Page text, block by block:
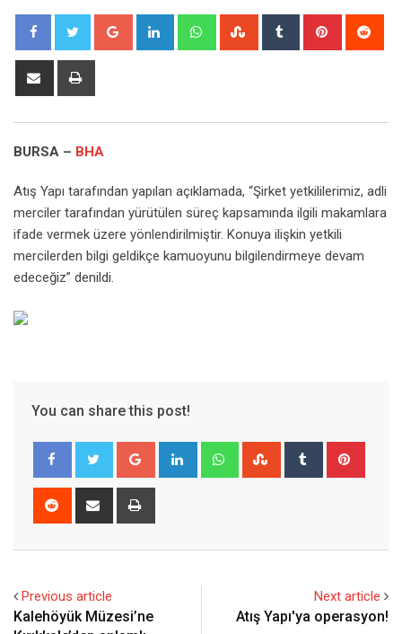
Google+ LinkedIn WhatsappStumbleUpon
Tumblr Pinterest
Share
BURSA – BHA
Atış Yapı tarafından yapılan açıklamada, “Şirket yetkililerimiz, adli
merciler tarafından yürütülen süreç kapsamında ilgili makamlara
ifade vermek üzere yönlendirilmiştir. Konuya ilişkin yetkili
mercilerden bilgi geldikçe kamuoyunu bilgilendirmeye devam
edeceğiz” denildi.
You can share this post!
Google+ LinkedIn WhatsappStumbleUpon
Tumblr
Reddit
Share
Previous article
Kalehöyük Müzesi’ne
Next article
Atış Yapı'ya operasyon!